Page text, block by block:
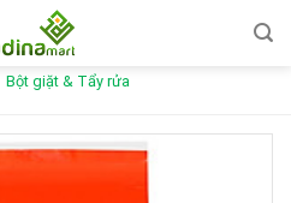
Bột giặt & Tẩy rửa